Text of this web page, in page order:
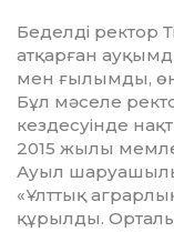
Беделді ректор
атқарған
мен ғылымды,
Бұл мәселе
кез­десуінде
2015 жылы
Ауыл
«Ұлттық
құрылды.